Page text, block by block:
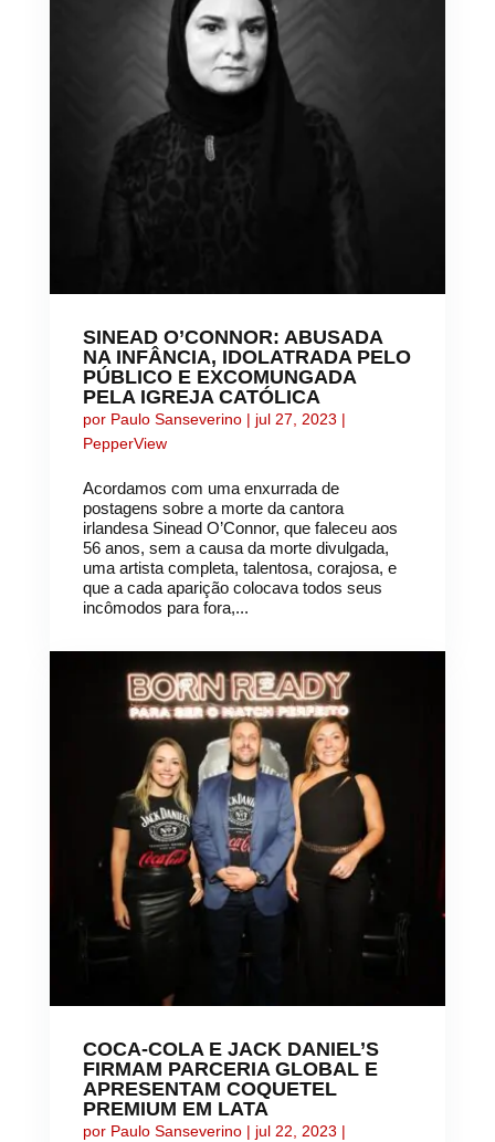
SINEAD O’CONNOR: ABUSADA
NA INFÂNCIA, IDOLATRADA PELO
PÚBLICO E EXCOMUNGADA
PELA IGREJA CATÓLICA
por Paulo Sanseverino| jul 27, 2023 |
PepperView
Acordamos com uma enxurrada de
postagens sobre a morte da cantora
irlandesa Sinead O’Connor, que faleceu aos
56 anos, sem a causa da morte divulgada,
uma artista completa, talentosa, corajosa, e
que a cada aparição colocava todos seus
incômodos para fora,...
COCA-COLA E JACK DANIEL’S
FIRMAM PARCERIA GLOBAL E
APRESENTAM COQUETEL
PREMIUM EM LATA
por Paulo Sanseverino| jul 22, 2023 |